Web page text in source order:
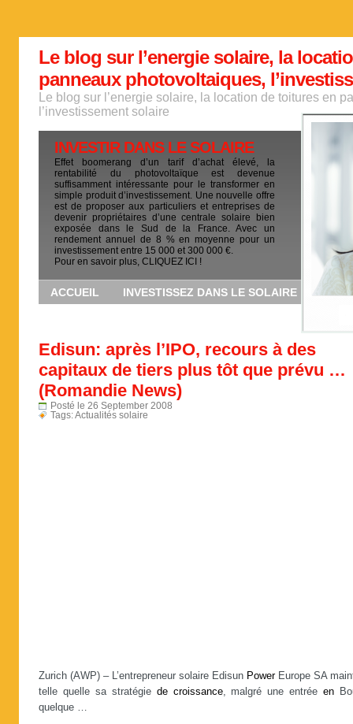
Le blog sur l’energie solaire, la
panneaux photovoltaiques,
Le blog sur l’energie solaire, la location de toitures en
l’investissement solaire
INVESTIR DANS LE SOLAIRE
Effet boomerang d’un tarif d’achat élevé, la
rentabilité du photovoltaïque est devenue
suffisamment intéressante pour le transformer en
simple produit d’investissement. Une nouvelle offre
est de proposer aux particuliers et entreprises de
devenir propriétaires d’une centrale solaire bien
exposée dans le Sud de la France. Avec un
rendement annuel de 8 % en moyenne pour un
investissement entre 15 000 et 300 000 €.
Pour en savoir plus, CLIQUEZ ICI !
ACCUEIL INVESTISSEZ DANS LE SOLAIRE
Edisun: après l’IPO, recours à des
capitaux de tiers plus tôt que prévu …
(Romandie News)
Posté le 26 September 2008
Tags:Actualités solaire
Zurich (AWP) – L’entrepreneur solaire Edisun PowerEurope SA
telle quelle sa stratégie de croissance, malgré une entréeen
quelque …